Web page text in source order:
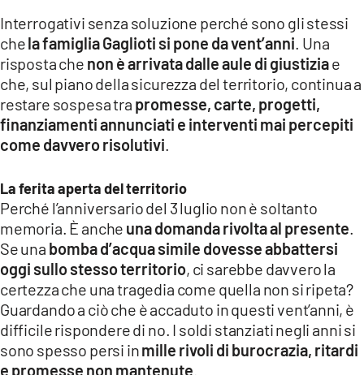
Interrogativi senza soluzione perché sono gli stessi
chela famiglia Gaglioti si pone da vent’anni . Una
risposta che non è arrivata dalle aule di giustiziae
che, sul piano della sicurezza del territorio, continua a
restare sospesa tra promesse, carte, progetti,
finanziamenti annunciati e interventi mai percepiti
come davvero risolutivi
La ferita aperta del territorio
Perché l’anniversario del 3 luglio non è soltanto
memoria. È anche una domanda rivolta al presente
Se una bomba d’acqua simile dovesse abbattersi
oggi sullo stesso territorio, ci sarebbe davvero la
certezza che una tragedia come quella non si ripeta?
Guardando a ciò che è accaduto in questi vent’anni, è
difficile rispondere di no. I soldi stanziati negli anni si
sono spesso persi inmille rivoli di burocrazia, ritardi
e promesse non mantenute